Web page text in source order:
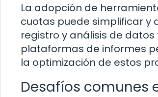
La adopción de
cuotas puede simplificar y
registro y análisis de
plataformas de informes
la optimización de estos
Desafíos comunes